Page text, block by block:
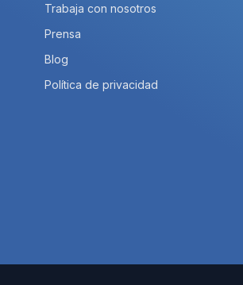
Trabaja con nosotros
Prensa
Blog
Política de privacidad